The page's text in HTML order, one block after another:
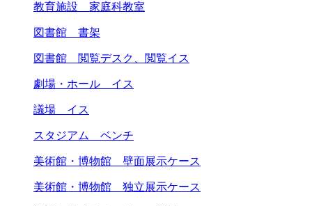
教育施設 家庭科教室
図書館 書架
図書館 閲覧デスク、閲覧イス
劇場・ホール イス
議場 イス
スタジアム ベンチ
美術館・博物館 壁面展示ケース
美術館・博物館 独立展示ケース